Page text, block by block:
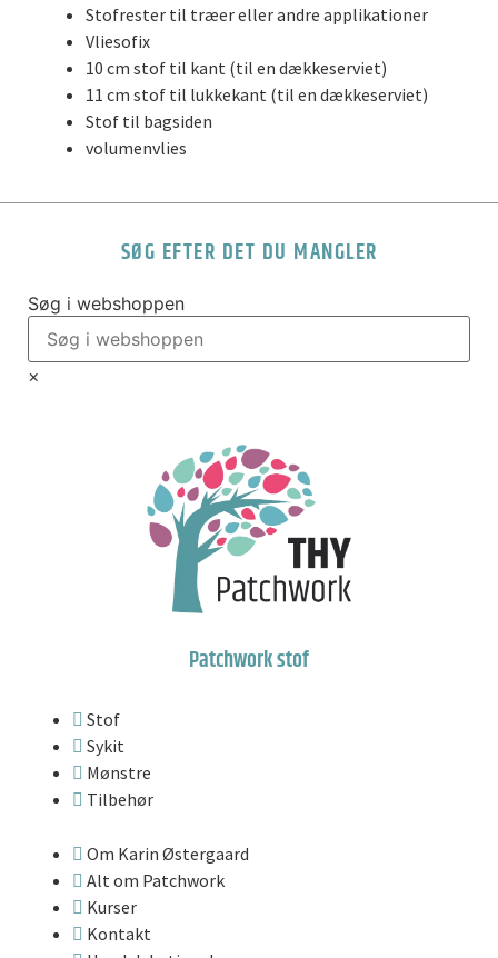
Stofrester til træer eller andre applikationer
Vliesofix
10 cm stof til kant (til en dækkeserviet)
11 cm stof til lukkekant (til en dækkeserviet)
Stof til bagsiden
volumenvlies
SØG EFTER DET DU MANGLER
Søg i webshoppen
×
Patchwork stof
Stof
Sykit
Mønstre
Tilbehør
Om Karin Østergaard
Alt om Patchwork
Kurser
Kontakt